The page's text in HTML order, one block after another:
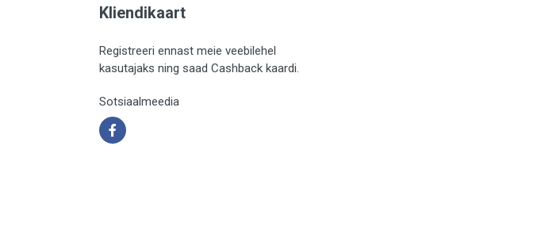
Kliendikaart
Registreeri ennast meie veebilehel
kasutajaks ning saad Cashback kaardi.
Sotsiaalmeedia